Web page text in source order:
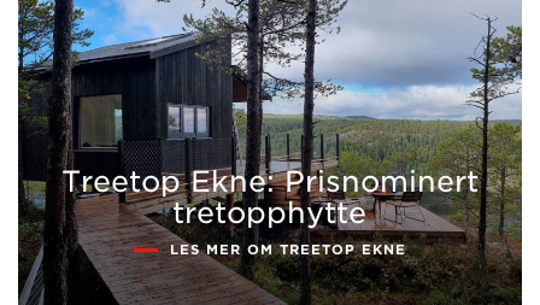
Treetop Ekne: Prisnominert
tretopphytte
LES MER OM TREETOP EKNE